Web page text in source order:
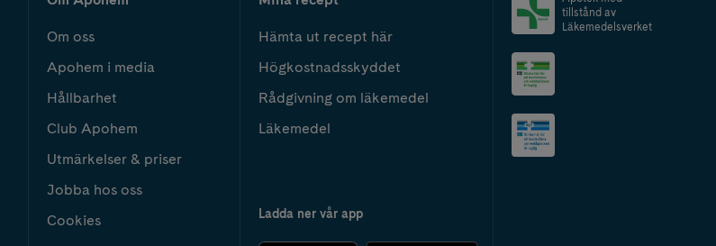
Om oss
Apohem i media
Hållbarhet
Club Apohem
Utmärkelser & priser
Jobba hos oss
Cookies
Hämta ut recept här
Högkostnadsskyddet
Rådgivning om läkemedel
Läkemedel
Ladda ner vår app
tillstånd av
Läkemedelsverket